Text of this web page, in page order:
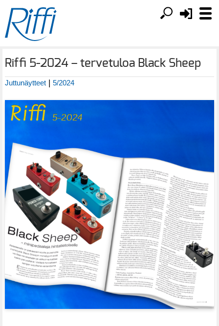
Riffi 5-2024 – tervetuloa Black Sheep
Juttunäytteet | 5/2024